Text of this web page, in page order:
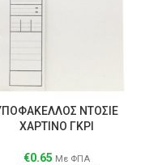
ΝΤΟΣΙΕ
ΧΑΡΤΙΝΟ ΓΚΡΙ
€0.65 Με ΦΠΑ